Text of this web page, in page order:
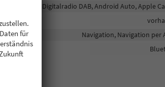
Digitalradio DAB, Android Auto, Apple
Navigation, Navigation per
für